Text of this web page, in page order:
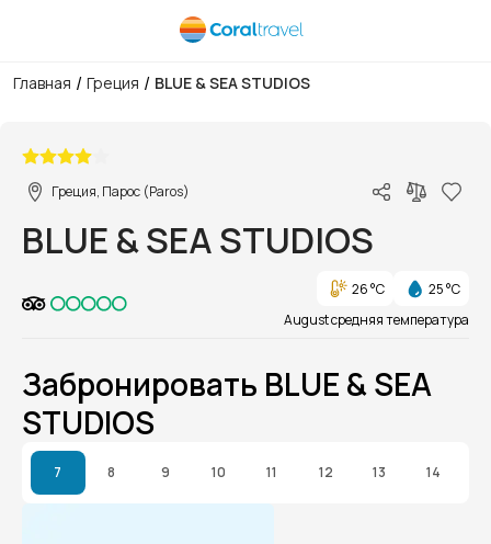
Главная / Греция / BLUE & SEA STUDIOS
Греция, Парос (Paros)
BLUE & SEA STUDIOS
26 °C
25 °C
August средняя температура
Забронировать BLUE & SEA
STUDIOS
7 8 9 10 11 12 13 14